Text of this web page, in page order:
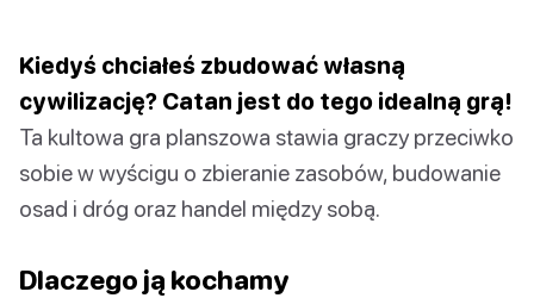
Kiedyś chciałeś zbudować własną
cywilizację? Catan jest do tego idealną grą!
Ta kultowa gra planszowa stawia graczy przeciwko
sobie w wyścigu o zbieranie zasobów, budowanie
osad i dróg oraz handel między sobą.
Dlaczego ją kochamy